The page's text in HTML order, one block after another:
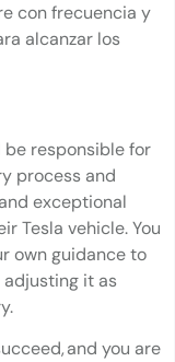
con frecuencia y
alcanzar los
be responsible for
process and
exceptional
Tesla vehicle. You
own guidance to
it as
and you are